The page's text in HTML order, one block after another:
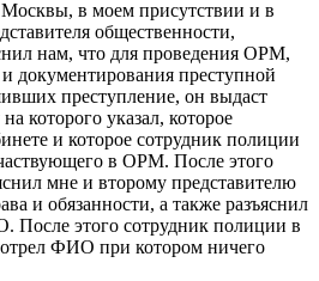
Москвы, в моем присутствии и в
общественности,
нам, что для проведения ОРМ,
и документирования преступной
преступление, он выдаст
которого указал, которое
и которое сотрудник полиции
в ОРМ. После этого
мне и второму представителю
и обязанности, а также разъяснил
После этого сотрудник полиции в
ФИО при котором ничего